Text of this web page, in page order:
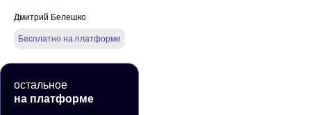
Бесплатно на платформе
Дмитрий Белешко
остальное
на платформе